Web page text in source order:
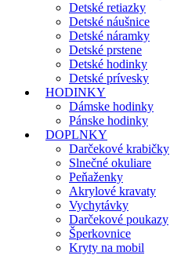
Detské retiazky
Detské náušnice
Detské náramky
Detské prstene
Detské hodinky
Detské prívesky
HODINKY
Dámske hodinky
Pánske hodinky
DOPLNKY
Darčekové krabičky
Slnečné okuliare
Peňaženky
Akrylové kravaty
Vychytávky
Darčekové poukazy
Šperkovnice
Kryty na mobil